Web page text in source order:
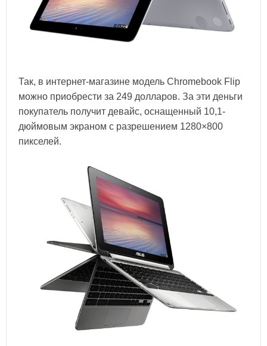
Так, в интернет-магазине модель Chromebook Flip
можно приобрести за 249 долларов. За эти деньги
покупатель получит девайс, оснащенный 10,1-
дюймовым экраном с разрешением 1280×800
пикселей.